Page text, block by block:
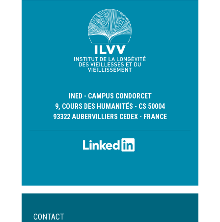
INED - CAMPUS CONDORCET
9, COURS DES HUMANITÉS - CS 50004
93322 AUBERVILLIERS CEDEX - FRANCE
Menu
CONTACT